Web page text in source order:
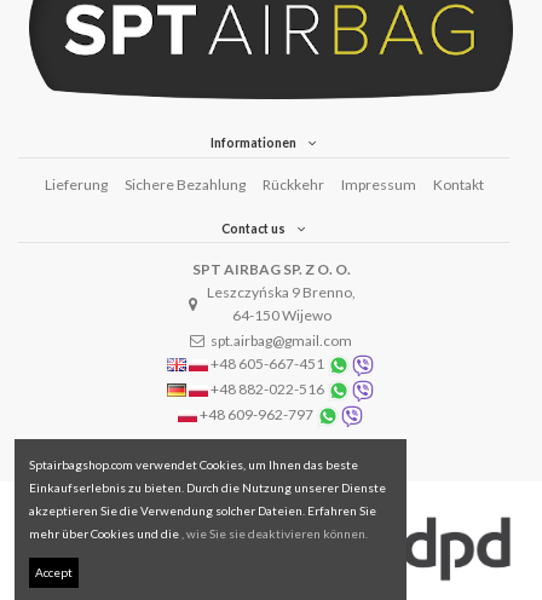
Informationen
Lieferung Sichere Bezahlung Rückkehr Impressum Kontakt
Contact us
SPT AIRBAG SP. Z O. O.
Leszczyńska 9 Brenno,
64-150 Wijewo
spt.airbag@gmail.com
+48 605-667-451
+48 882-022-516
+48 609-962-797
Sptairbagshop.com verwendet Cookies, um Ihnen das beste
Einkaufserlebnis zu bieten. Durch die Nutzung unserer Dienste
akzeptieren Sie die Verwendung solcher Dateien. Erfahren Sie
mehr über Cookies und die, wie Sie sie deaktivieren können.
Accept